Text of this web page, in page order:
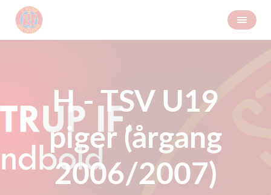
H - TSV U19
piger (årgang
2006/2007)